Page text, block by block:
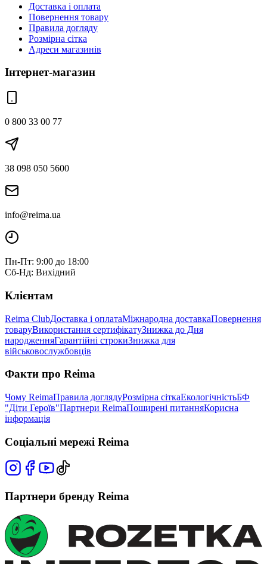
Доставка і оплата
Повернення товару
Правила догляду
Розмірна сітка
Адреси магазинів
Інтернет-магазин
0 800 33 00 77
38 098 050 5600
info@reima.ua
Пн-Пт: 9:00 до 18:00
Сб-Нд: Вихідний
Клієнтам
Reima ClubДоставка і оплатаМіжнародна доставкаПовернення
товаруВикористання сертифікатуЗнижка до Дня
народженняГарантійні строкиЗнижка для
військовослужбовців
Факти про Reima
Чому ReimaПравила доглядуРозмірна сіткаЕкологічністьБФ
"Діти Героїв"Партнери ReimaПоширені питанняКорисна
інформація
Соціальні мережі Reima
Партнери бренду Reima